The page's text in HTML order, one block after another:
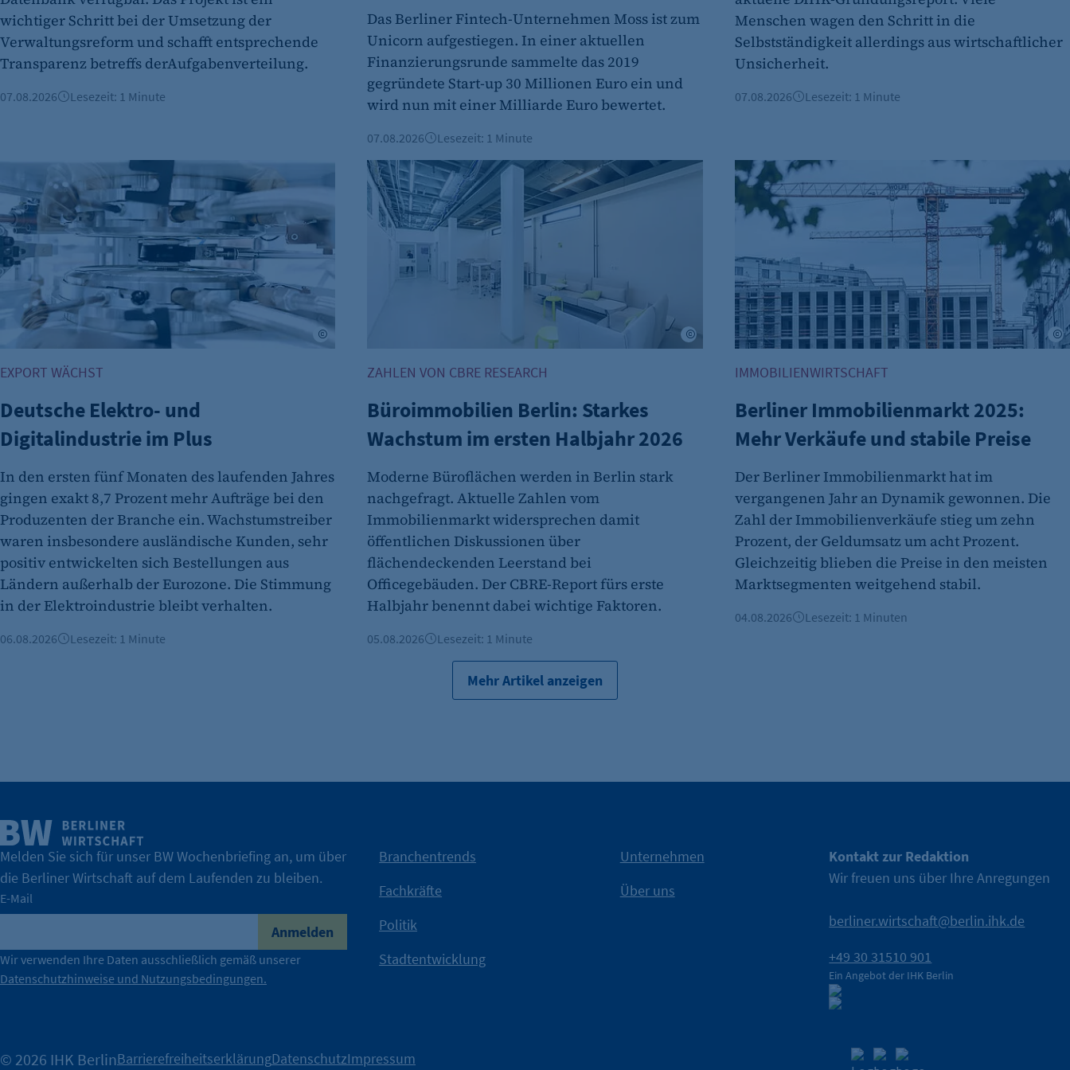
fe_typo_user
Name:
fe_typo_user
Anbieter:
CMS TYPO3
Session-Cookie für die Verwaltung von Benutzer-Sessions (z. B. bei Login, Umfrage
Session
Cookie Consent
Name:
cookie_consent
Zweck:
Dieser Cookie speichert die ausgewählten Einverständnis-Optionen des Benutzers
Cookie Laufzeit:
1 Jahr
et_oi_v2
etracker GmbH
Zweck:
Cookie Erkennung
Cookie Laufzeit:
2 Jahre
etracker Analytics
Name:
et_allow_cookies
Anbieter:
etracker GmbH
480 Tage
Zweck:
Erkennung, ob bei dem Besucher die Scrolltiefe gemessen wird.
wichtiger Schritt bei der Umsetzung der
Verwaltungsreform und schafft entsprechende
Transparenz betreffs derAufgabenverteilung.
07.08.2026 Lesezeit: 1 Minute
Das Berliner Fintech-Unternehmen Moss ist zum
Unicorn aufgestiegen. In einer aktuellen
Finanzierungsrunde sammelte das 2019
gegründete Start-up 30 Millionen Euro ein und
wird nun mit einer Milliarde Euro bewertet.
07.08.2026 Lesezeit: 1 Minute
Menschen wagen den Schritt in die
Selbstständigkeit allerdings aus wirtschaftlicher
Unsicherheit.
07.08.2026 Lesezeit: 1 Minute
Deutsche Elektro- und Digitalindustrie im Plus
EXPORT WÄCHST
Deutsche Elektro- und
Digitalindustrie im Plus
In den ersten fünf Monaten des laufenden Jahres
gingen exakt 8,7 Prozent mehr Aufträge bei den
Produzenten der Branche ein. Wachstumstreiber
waren insbesondere ausländische Kunden, sehr
positiv entwickelten sich Bestellungen aus
Ländern außerhalb der Eurozone. Die Stimmung
in der Elektroindustrie bleibt verhalten.
06.08.2026 Lesezeit: 1 Minute
Büroimmobilien Berlin: Starkes Wachstum im ersten Halbjahr 2026
©Amin Akhtar
ZAHLEN VON CBRE RESEARCH
Büroimmobilien Berlin: Starkes
Wachstum im ersten Halbjahr 2026
Moderne Büroflächen werden in Berlin stark
nachgefragt. Aktuelle Zahlen vom
Immobilienmarkt widersprechen damit
öffentlichen Diskussionen über
flächendeckenden Leerstand bei
Officegebäuden. Der CBRE-Report fürs erste
Halbjahr benennt dabei wichtige Faktoren.
05.08.2026 Lesezeit: 1 Minute
Berliner Immobilienmarkt 2025: Mehr Verkäufe und
IMMOBILIENWIRTSCHAFT
Berliner Immobilienmarkt 2025:
Mehr Verkäufe und stabile Preise
Der Berliner Immobilienmarkt hat im
vergangenen Jahr an Dynamik gewonnen. Die
Zahl der Immobilienverkäufe stieg um zehn
Prozent, der Geldumsatz um acht Prozent.
Gleichzeitig blieben die Preise in den meisten
Marktsegmenten weitgehend stabil.
04.08.2026 Lesezeit: 1 Minuten
Mehr Artikel anzeigen
Melden Sie sich für unser BW Wochenbriefing an, um über
die Berliner Wirtschaft auf dem Laufenden zu bleiben.
E-Mail
Anmelden
Wir verwenden Ihre Daten ausschließlich gemäß unserer
Datenschutzhinweise und Nutzungsbedingungen.
Branchentrends
Fachkräfte
Politik
Stadtentwicklung
Unternehmen
Über uns
Kontakt zur Redaktion
Wir freuen uns über Ihre Anregungen
berliner.wirtschaft@berlin.ihk.de
+49 30 31510 901
Ein Angebot der IHK Berlin
© 2026 IHK BerlinBarrierefreiheitserklärungDatenschutzImpressum